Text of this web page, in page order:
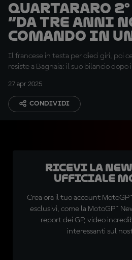
Quartararo 2°
“Da tre anni
comando in
Il francese in testa per dieci giri, poi
resiste a Bagnaia: il suo bilancio dopo
27 apr 2025
CONDIVIDI
Ricevi la
ufficiale
Crea ora il tuo account
esclusivi, come la MotoGP™
report dei GP, video
interessanti sul